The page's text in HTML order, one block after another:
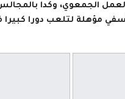
الجمعوي، وكدا
مؤهلة لتلعب دورا